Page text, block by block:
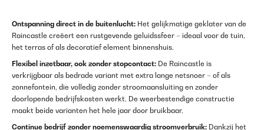
Ontspanning direct in de buitenlucht: Het gelijkmatige geklater van de
Raincastle creëert een rustgevende geluidssfeer – ideaal voor de tuin,
het terras of als decoratief element binnenshuis.
Flexibel inzetbaar, ook zonder stopcontact: De Raincastle is
verkrijgbaar als bedrade variant met extra lange netsnoer – of als
zonnefontein, die volledig zonder stroomaansluiting en zonder
doorlopende bedrijfskosten werkt. De weerbestendige constructie
maakt beide varianten het hele jaar door bruikbaar.
Continue bedrijf zonder noemenswaardig stroomverbruik: Dankzij het